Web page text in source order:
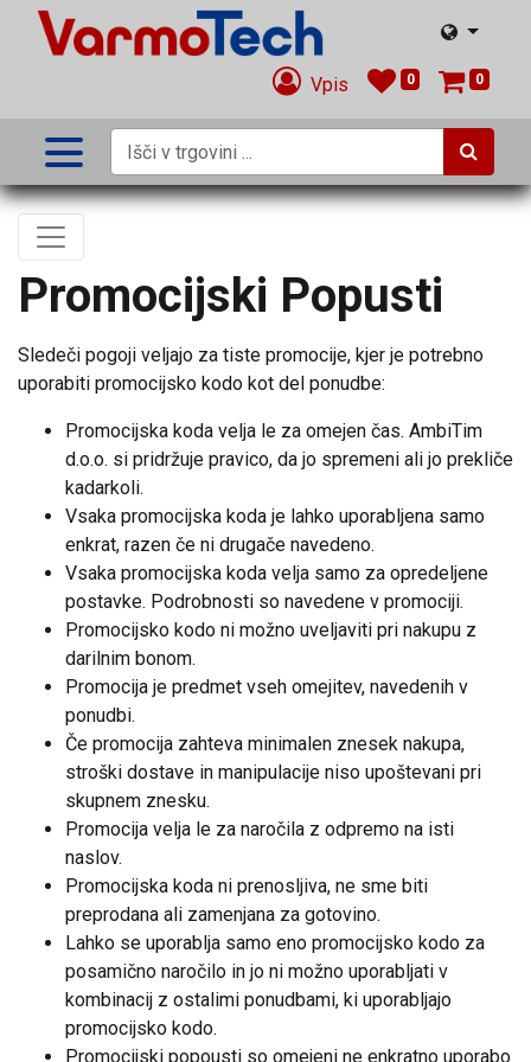
Vpis 0 0
Promocijski Popusti
Sledeči pogoji veljajo za tiste promocije, kjer je potrebno
uporabiti promocijsko kodo kot del ponudbe:
Promocijska koda velja le za omejen čas. AmbiTim
d.o.o. si pridržuje pravico, da jo spremeni ali jo prekliče
kadarkoli.
Vsaka promocijska koda je lahko uporabljena samo
enkrat, razen če ni drugače navedeno.
Vsaka promocijska koda velja samo za opredeljene
postavke. Podrobnosti so navedene v promociji.
Promocijsko kodo ni možno uveljaviti pri nakupu z
darilnim bonom.
Promocija je predmet vseh omejitev, navedenih v
ponudbi.
Če promocija zahteva minimalen znesek nakupa,
stroški dostave in manipulacije niso upoštevani pri
skupnem znesku.
Promocija velja le za naročila z odpremo na isti
naslov.
Promocijska koda ni prenosljiva, ne sme biti
preprodana ali zamenjana za gotovino.
Lahko se uporablja samo eno promocijsko kodo za
posamično naročilo in jo ni možno uporabljati v
kombinacij z ostalimi ponudbami, ki uporabljajo
promocijsko kodo.
Promocijski popousti so omejeni ne enkratno uporabo